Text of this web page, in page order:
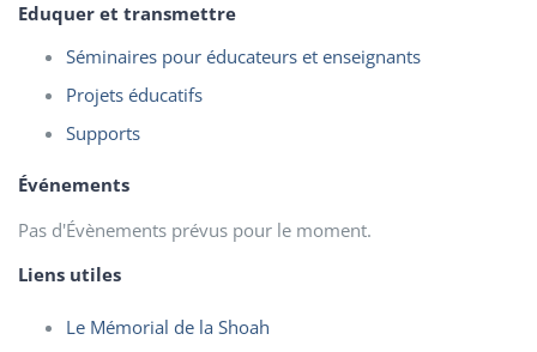
Eduquer et transmettre
Séminaires pour éducateurs et enseignants
Projets éducatifs
Supports
Événements
Pas d'Évènements prévus pour le moment.
Liens utiles
Le Mémorial de la Shoah